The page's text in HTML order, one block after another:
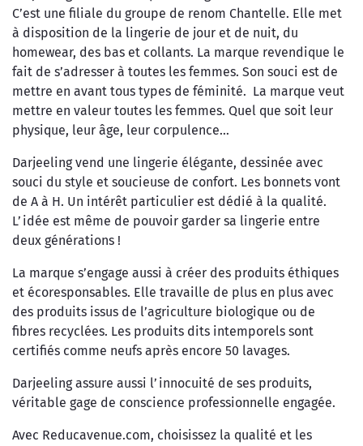
C’est une filiale du groupe de renom Chantelle. Elle met
à disposition de la lingerie de jour et de nuit, du
homewear, des bas et collants. La marque revendique le
fait de s’adresser à toutes les femmes. Son souci est de
mettre en avant tous types de féminité. La marque veut
mettre en valeur toutes les femmes. Quel que soit leur
physique, leur âge, leur corpulence…
Darjeeling vend une lingerie élégante, dessinée avec
souci du style et soucieuse de confort. Les bonnets vont
de A à H. Un intérêt particulier est dédié à la qualité.
L’idée est même de pouvoir garder sa lingerie entre
deux générations !
La marque s’engage aussi à créer des produits éthiques
et écoresponsables. Elle travaille de plus en plus avec
des produits issus de l’agriculture biologique ou de
fibres recyclées. Les produits dits intemporels sont
certifiés comme neufs après encore 50 lavages.
Darjeeling assure aussi l’innocuité de ses produits,
véritable gage de conscience professionnelle engagée.
Avec Reducavenue.com, choisissez la qualité et les